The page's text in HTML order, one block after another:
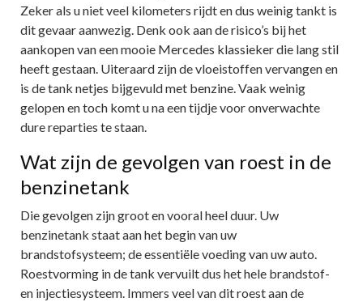
Zeker als u niet veel kilometers rijdt en dus weinig tankt is
dit gevaar aanwezig. Denk ook aan de risico’s bij het
aankopen van een mooie Mercedes klassieker die lang stil
heeft gestaan. Uiteraard zijn de vloeistoffen vervangen en
is de tank netjes bijgevuld met benzine. Vaak weinig
gelopen en toch komt u na een tijdje voor onverwachte
dure reparties te staan.
Wat zijn de gevolgen van roest in de
benzinetank
Die gevolgen zijn groot en vooral heel duur. Uw
benzinetank staat aan het begin van uw
brandstofsysteem; de essentiële voeding van uw auto.
Roestvorming in de tank vervuilt dus het hele brandstof-
en injectiesysteem. Immers veel van dit roest aan de